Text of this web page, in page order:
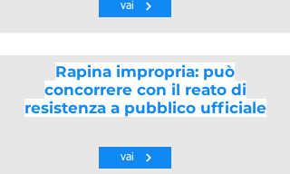
vai
Rapina impropria: può
concorrere con il reato di
resistenza a pubblico ufficiale
vai